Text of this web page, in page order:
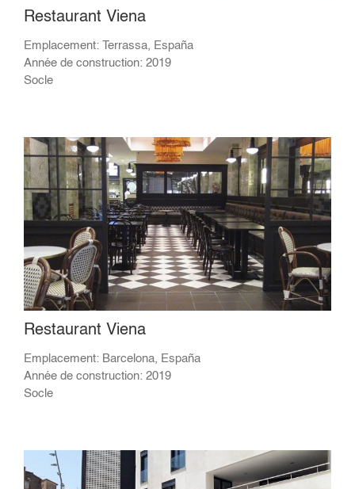
Restaurant Viena
Emplacement: Terrassa, España
Année de construction: 2019
Socle
Restaurant Viena
Emplacement: Barcelona, España
Année de construction: 2019
Socle